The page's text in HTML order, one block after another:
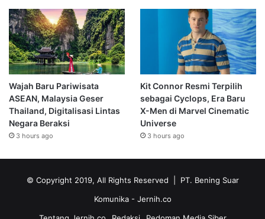
Wajah Baru Pariwisata
ASEAN, Malaysia Geser
Thailand, Digitalisasi Lintas
Negara Beraksi
3 hours ago
Kit Connor Resmi Terpilih
sebagai Cyclops, Era Baru
X-Men di Marvel Cinematic
Universe
3 hours ago
© Copyright 2019, All Rights Reserved | PT. Bening Suar
Komunika - Jernih.co